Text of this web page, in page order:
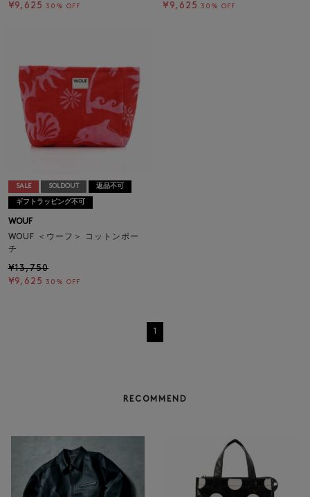
¥9,625 30% OFF
¥9,625 30% OFF
SALE SOLDOUT 返品不可
ギフトラッピング不可
WOUF
WOUF ＜ウーフ＞ コットンポー
チ
¥13,750
¥9,625 30% OFF
1
RECOMMEND